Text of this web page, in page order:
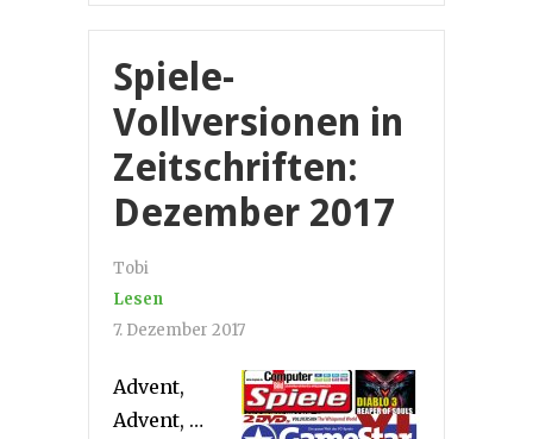
Spiele-
Vollversionen in
Zeitschriften:
Dezember 2017
Tobi
Lesen
7. Dezember 2017
Advent,
Advent, …